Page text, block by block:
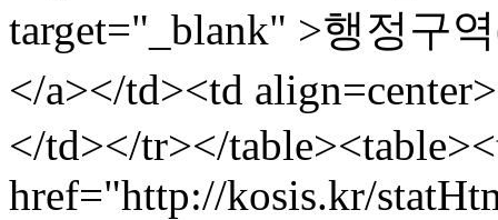
target="_blank" >행정구
</a></td><td
</td></tr></
href="http://kosis.kr/